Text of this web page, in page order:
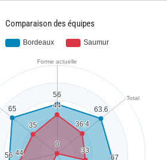
Comparaison des équipes